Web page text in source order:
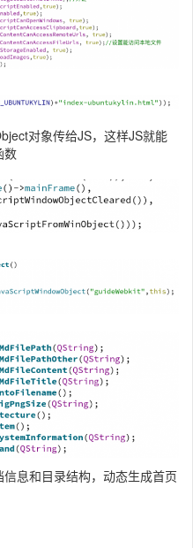
对象传给JS，这样JS就能
数
息和目录结构，动态生成首页